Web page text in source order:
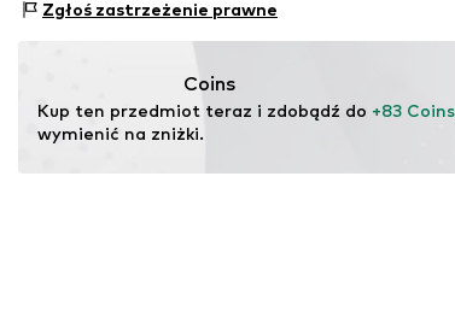
Zawiera nietekstylne części pochodzenia
Kraj pochodzenia: Indie
https://zendesk.next.co.uk/hc/en-gb
Zgłoś zastrzeżenie prawne
Coins
Kup ten przedmiot teraz i zdobądź do +83 Coins
wymienić na zniżki.